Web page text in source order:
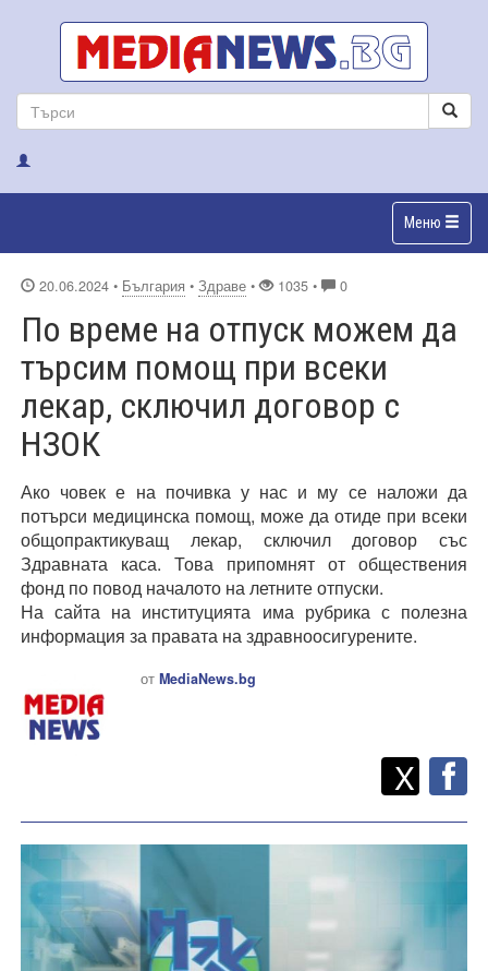
Меню
20.06.2024 • България • Здраве • 1035 • 0
По време на отпуск можем да
търсим помощ при всеки
лекар, сключил договор с
НЗОК
Ако човек е на почивка у нас и му се наложи да
потърси медицинска помощ, може да отиде при всеки
общопрактикуващ лекар, сключил договор със
Здравната каса. Това припомнят от обществения
фонд по повод началото на летните отпуски.
На сайта на институцията има рубрика с полезна
информация за правата на здравноосигурените.
от MediaNews.bg
Споделете
X